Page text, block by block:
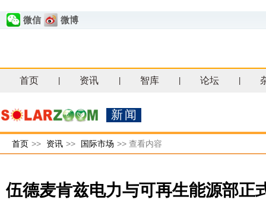
微信 微博
首页 资讯 智库 论坛
新闻
首页 >> 资讯 >> 国际市场 >> 查看内容
伍德麦肯兹电力与可再生能源部正